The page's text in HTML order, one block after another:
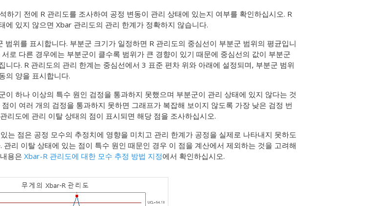
하기 전에 R 관리도를 조사하여 공정 변동이 관리 상태에 있는지 여부를 확인하십시오. R
에 있지 않으면 Xbar 관리도의 관리 한계가 정확하지 않습니다.
범위를 표시합니다. 부분군 크기가 일정하면 R 관리도의 중심선이 부분군 범위의 평균입니
로 다른 경우에는 부분군이 클수록 범위가 큰 경향이 있기 때문에 중심선의 값이 부분군
니다. R 관리도의 관리 한계는 중심선에서 3 표준 편차 위와 아래에 설정되며, 부분군 범위
의 양을 표시합니다.
이 하나 이상의 특수 원인 검정을 통과하지 못했으며 부분군이 관리 상태에 있지 않다는 것
이 여러 개의 검정을 통과하지 못하면 그래프가 복잡해 보이지 않도록 가장 낮은 검정 번
리도에 관리 이탈 상태의 점이 표시되면 해당 점을 조사하십시오.
는 점은 공정 모수의 추정치에 영향을 미치고 관리 한계가 공정을 실제로 나타내지 못하도
관리 이탈 상태에 있는 점이 특수 원인 때문인 경우 이 점을 계산에서 제외하는 것을 고려해
용은 Xbar-R 관리도에 대한 모수 추정 방법 지정에서 확인하십시오.